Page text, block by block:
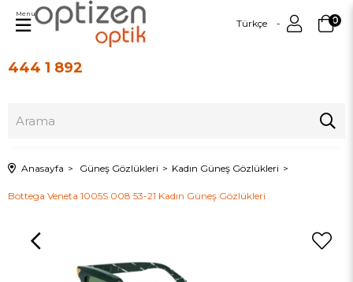
444 1 892
Türkçe 0
Menu
Anasayfa Güneş Gözlükleri Kadın Güneş Gözlükleri
Bottega Veneta 1005S 008 53-21 Kadın Güneş Gözlükleri